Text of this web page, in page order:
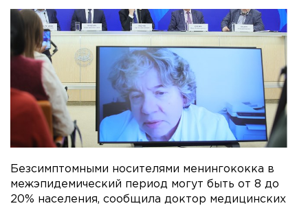
Безсимптомными носителями менингококка в
межэпидемический период могут быть от 8 до
20% населения, сообщила доктор медицинских